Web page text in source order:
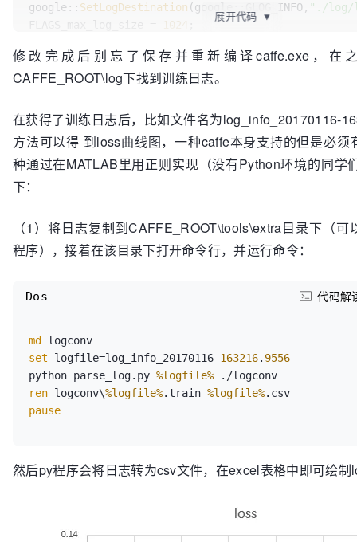
google:: SetLogDestination (google::GLOG_INFO, "./log/
FLAGS_max_log_size =
1024
FLAGS_stop_logging_if_full_disk = true
写满时，停止日志输出
展开代码 ▼
修改完成后别忘了保存并重新编译caffe.exe，在
CAFFE_ROOT\log下找到训练日志。
在获得了训练日志后，比如文件名为log_info_20170116-
方法可以得 到loss曲线图，一种caffe本身支持的但是必须
种通过在MATLAB里用正则实现（没有Python环境的同学
下：
（1）将日志复制到CAFFE_ROOT\tools\extra目录下（
程序），接着在该目录下打开命令行，并运行命令：
md
set logfile=log_info_20170116-163216. 9556
python parse_log.py %logfile%
ren logconv\%logfile%.train %logfile%
pause
Dos 代码解
然后py程序会将日志转为csv文件，在excel表格中即可绘制